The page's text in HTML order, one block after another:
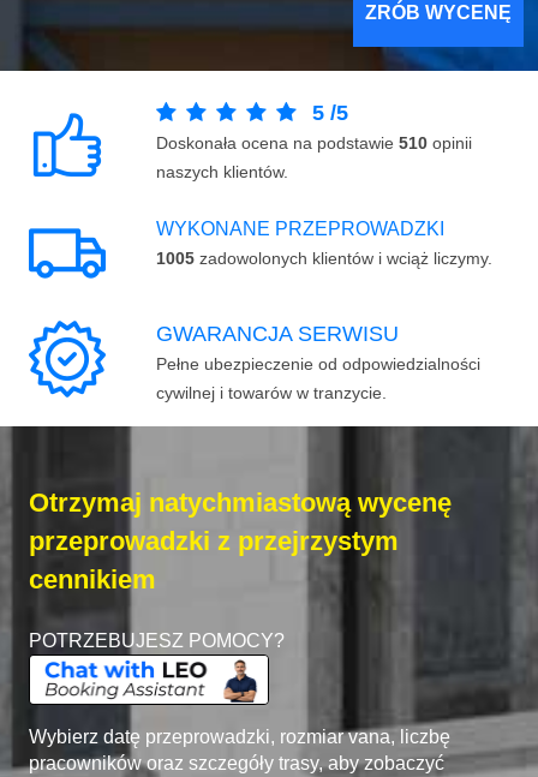
ZRÓB WYCENĘ
5 /5
Doskonała ocena na podstawie 510 opinii
naszych klientów.
WYKONANE PRZEPROWADZKI
1005 zadowolonych klientów i wciąż liczymy.
GWARANCJA SERWISU
Pełne ubezpieczenie od odpowiedzialności
cywilnej i towarów w tranzycie.
Otrzymaj natychmiastową wycenę
przeprowadzki z przejrzystym
cennikiem
POTRZEBUJESZ POMOCY?
Wybierz datę przeprowadzki, rozmiar vana, liczbę
pracowników oraz szczegóły trasy, aby zobaczyć